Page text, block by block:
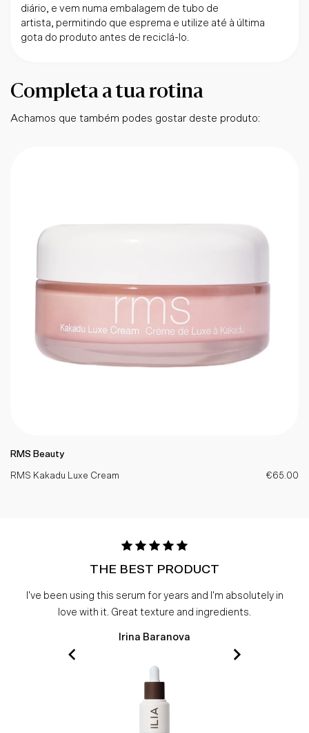
diário, e vem numa embalagem de tubo de
artista, permitindo que esprema e utilize até à última
gota do produto antes de reciclá-lo.
Completa a tua rotina
Achamos que também podes gostar deste produto:
RMS Beauty
RMS Kakadu Luxe Cream €65.00
THE BEST PRODUCT
I've been using this serum for years and I'm absolutely in
love with it. Great texture and ingredients.
Irina Baranova